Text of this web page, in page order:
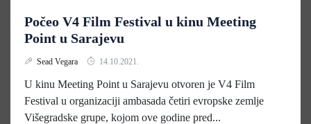
Počeo V4 Film Festival u kinu Meeting
Point u Sarajevu
Sead Vegara 14.10.2021.
U kinu Meeting Point u Sarajevu otvoren je V4 Film
Festival u organizaciji ambasada četiri evropske zemlje
Višegradske grupe, kojom ove godine pred...